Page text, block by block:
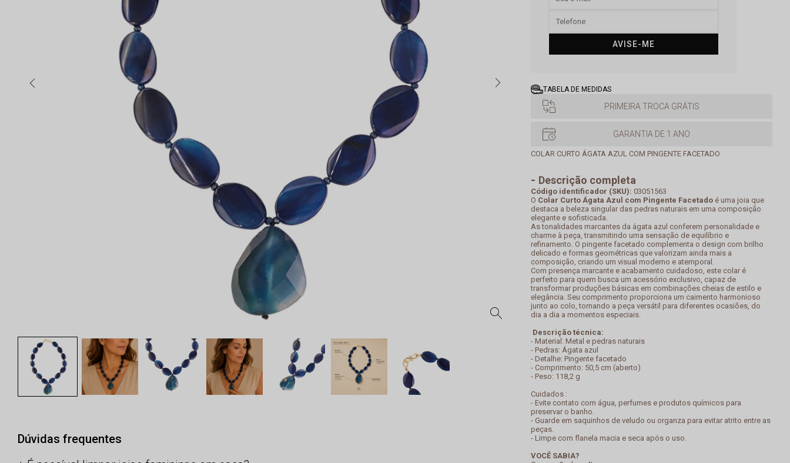
Dúvidas frequentes
AVISE-ME
TABELA DE MEDIDAS
PRIMEIRA TROCA GRÁTIS
GARANTIA DE 1 ANO
COLAR CURTO ÁGATA AZUL COM PINGENTE FACETADO
Descrição completa
Código identificador (SKU): 03051563
O Colar Curto Ágata Azul com Pingente Facetado é uma joia que
destaca a beleza singular das pedras naturais em uma composição
elegante e sofisticada.
As tonalidades marcantes da ágata azul conferem personalidade e
charme à peça, transmitindo uma sensação de equilíbrio e
refinamento. O pingente facetado complementa o design com brilho
delicado e formas geométricas que valorizam ainda mais a
composição, criando um visual moderno e atemporal.
Com presença marcante e acabamento cuidadoso, este colar é
perfeito para quem busca um acessório exclusivo, capaz de
transformar produções básicas em combinações cheias de estilo e
elegância. Seu comprimento proporciona um caimento harmonioso
junto ao colo, tornando a peça versátil para diferentes ocasiões, do
dia a dia a momentos especiais.
Descrição técnica:
- Material: Metal e pedras naturais
- Pedras: Ágata azul
- Detalhe: Pingente facetado
- Comprimento: 50,5 cm (aberto)
- Peso: 118,2 g
Cuidados :
- Evite contato com água, perfumes e produtos químicos para
preservar o banho.
- Guarde em saquinhos de veludo ou organza para evitar atrito entre as
peças.
- Limpe com flanela macia e seca após o uso.
VOCÊ SABIA?